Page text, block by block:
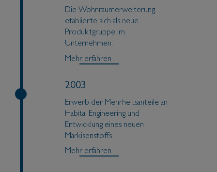
Die Wohnraumerweiterung
etablierte sich als neue
Produktgruppe im
Unternehmen.
Mehr erfahren
2003
Erwerb der Mehrheitsanteile an
Habital Engineering und
Entwicklung eines neuen
Markisenstoffs
Mehr erfahren